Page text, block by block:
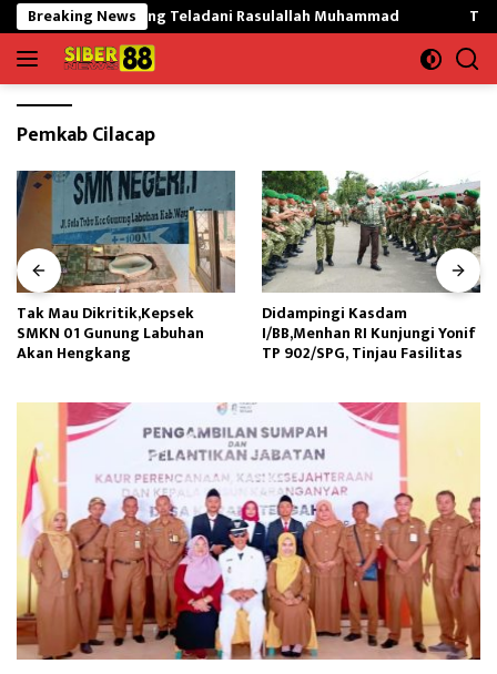
Langsung
ke
konten
Breaking NewsTeladani Rasulallah Muhammad Tak Mau
Pemkab Cilacap
Tak Mau Dikritik,Kepsek
SMKN 01 Gunung Labuhan
Akan Hengkang
Didampingi Kasdam
I/BB,Menhan RI Kunjungi Yonif
TP 902/SPG, Tinjau Fasilitas